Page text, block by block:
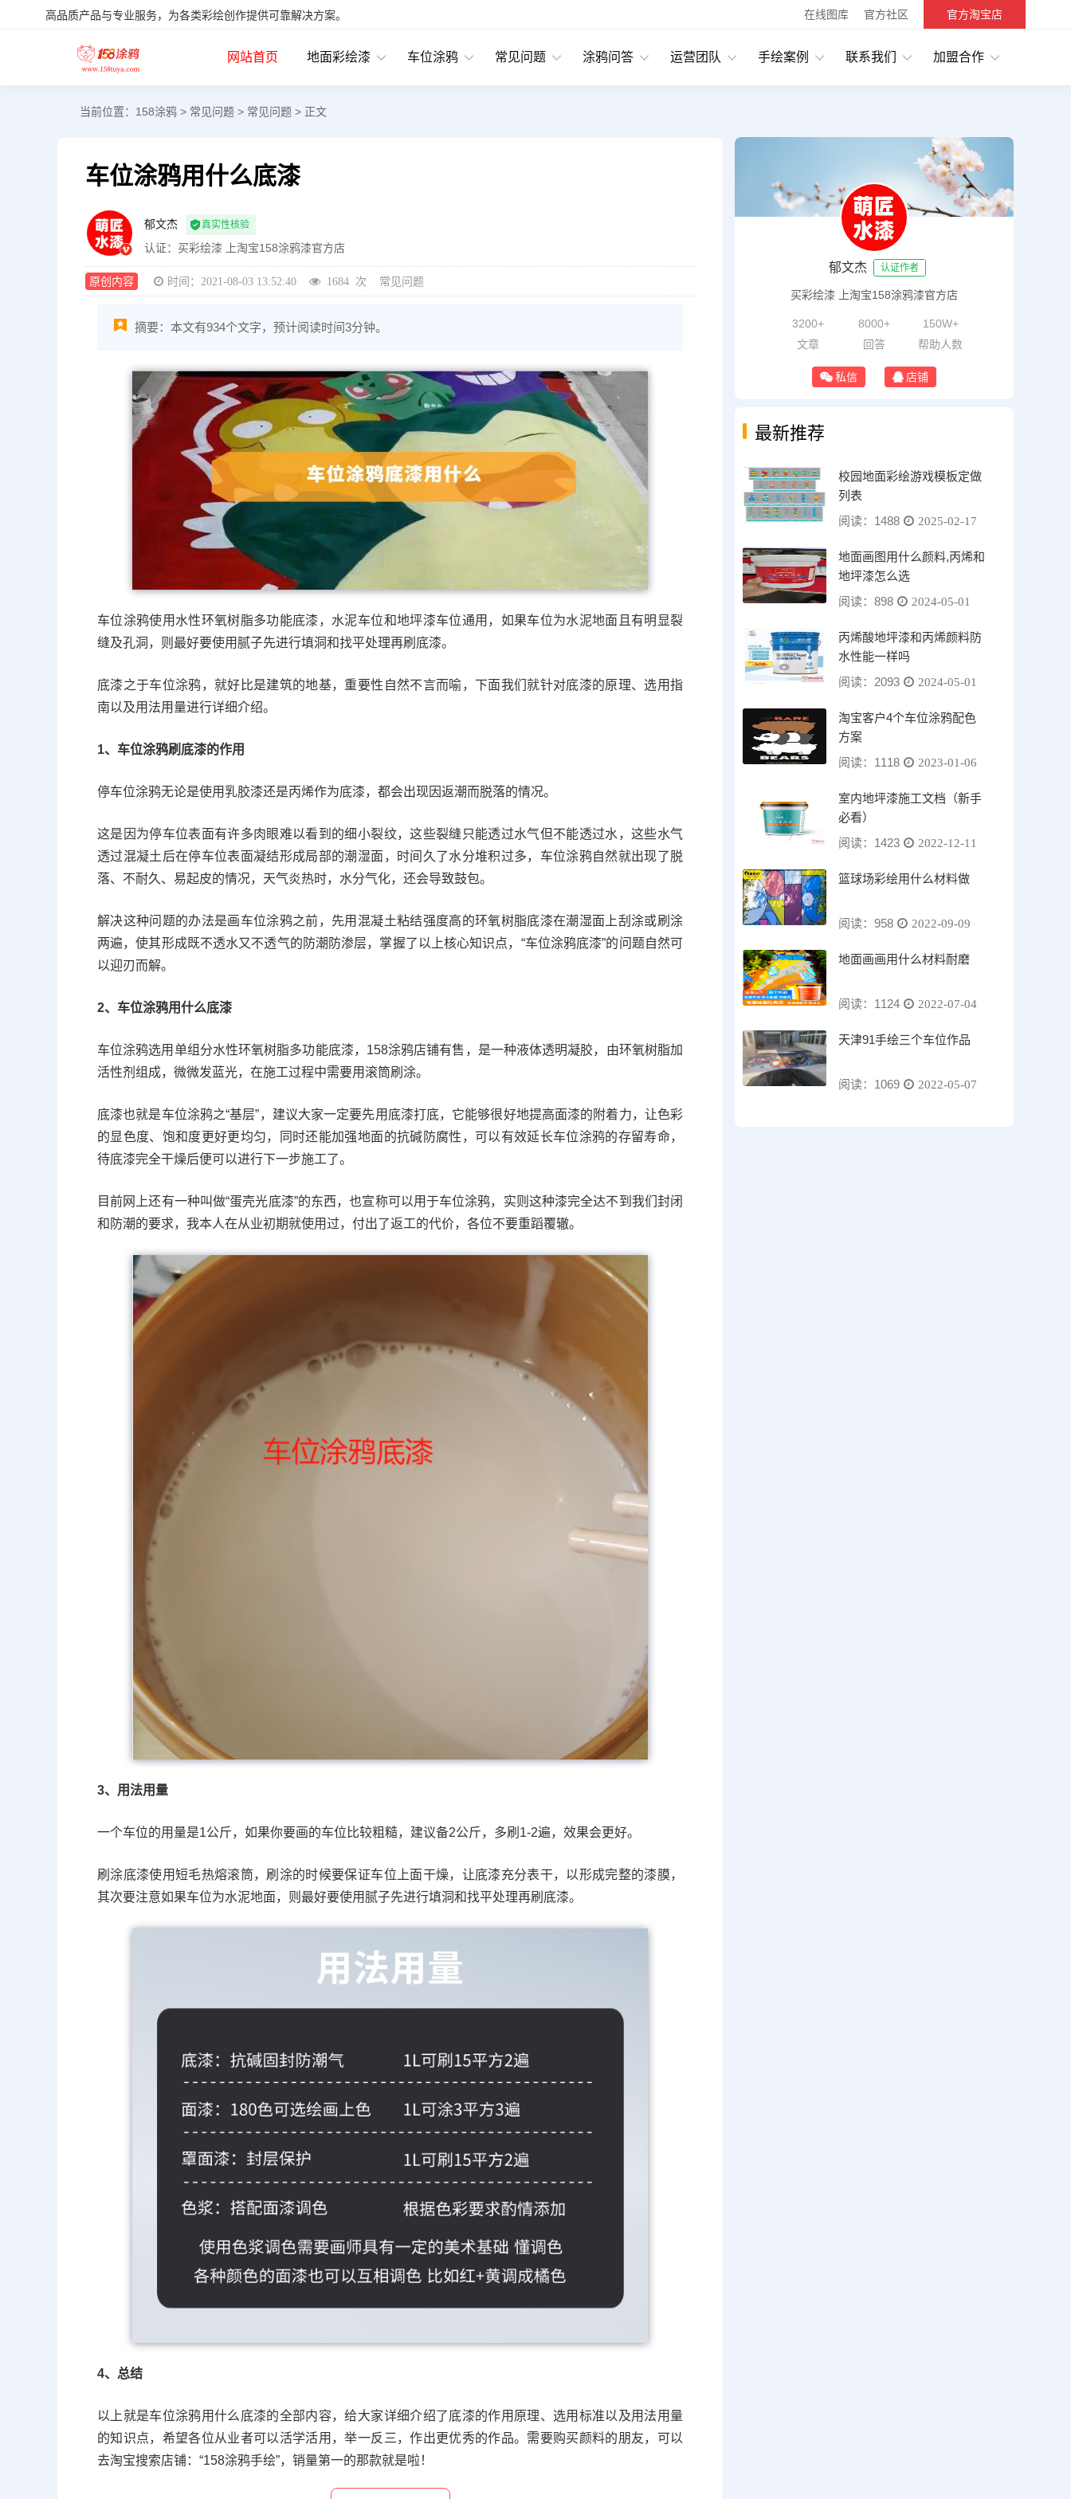
高品质产品与专业服务，为各类彩绘创作提供可靠解决方案。 在线图库 官方社区 官方淘宝店
网站首页 地面彩绘漆 车位涂鸦 常见问题 涂鸦问答 运营团队 手绘案例 联系我们 加盟合作
当前位置： 158涂鸦 > 常见问题 > 常见问题 > 正文
车位涂鸦用什么底漆
郁文杰 真实性核验
认证： 买彩绘漆 上淘宝158涂鸦漆官方店
原创内容 时间：2021-08-03 13:52:40 1684 次 常见问题
摘要：本文有934个文字，预计阅读时间3分钟。
车位涂鸦使用水性环氧树脂多功能底漆，水泥车位和地坪漆车位通用，如果车位为水泥地面且有明显裂
缝及孔洞，则最好要使用腻子先进行填洞和找平处理再刷底漆。
底漆之于车位涂鸦，就好比是建筑的地基，重要性自然不言而喻，下面我们就针对底漆的原理、选用指
南以及用法用量进行详细介绍。
1、车位涂鸦刷底漆的作用
停车位涂鸦无论是使用乳胶漆还是丙烯作为底漆，都会出现因返潮而脱落的情况。
这是因为停车位表面有许多肉眼难以看到的细小裂纹，这些裂缝只能透过水气但不能透过水，这些水气
透过混凝土后在停车位表面凝结形成局部的潮湿面，时间久了水分堆积过多，车位涂鸦自然就出现了脱
落、不耐久、易起皮的情况，天气炎热时，水分气化，还会导致鼓包。
解决这种问题的办法是画车位涂鸦之前，先用混凝土粘结强度高的环氧树脂底漆在潮湿面上刮涂或刷涂
两遍，使其形成既不透水又不透气的防潮防渗层，掌握了以上核心知识点，“车位涂鸦底漆”的问题自然可
以迎刃而解。
2、车位涂鸦用什么底漆
车位涂鸦选用单组分水性环氧树脂多功能底漆，158涂鸦店铺有售，是一种液体透明凝胶，由环氧树脂加
活性剂组成，微微发蓝光，在施工过程中需要用滚筒刷涂。
底漆也就是车位涂鸦之“基层”，建议大家一定要先用底漆打底，它能够很好地提高面漆的附着力，让色彩
的显色度、饱和度更好更均匀，同时还能加强地面的抗碱防腐性，可以有效延长车位涂鸦的存留寿命，
待底漆完全干燥后便可以进行下一步施工了。
目前网上还有一种叫做“蛋壳光底漆”的东西，也宣称可以用于车位涂鸦，实则这种漆完全达不到我们封闭
和防潮的要求，我本人在从业初期就使用过，付出了返工的代价，各位不要重蹈覆辙。
3、用法用量
一个车位的用量是1公斤，如果你要画的车位比较粗糙，建议备2公斤，多刷1-2遍，效果会更好。
刷涂底漆使用短毛热熔滚筒，刷涂的时候要保证车位上面干燥，让底漆充分表干，以形成完整的漆膜，
其次要注意如果车位为水泥地面，则最好要使用腻子先进行填洞和找平处理再刷底漆。
4、总结
以上就是车位涂鸦用什么底漆的全部内容，给大家详细介绍了底漆的作用原理、选用标准以及用法用量
的知识点，希望各位从业者可以活学活用，举一反三，作出更优秀的作品。需要购买颜料的朋友，可以
去淘宝搜索店铺：“158涂鸦手绘”，销量第一的那款就是啦！
郁文杰 认证作者
买彩绘漆 上淘宝158涂鸦漆官方店
3200+ 8000+
150W+
文章
回答 帮助人数
私信 店铺
最新推荐
校园地面彩绘游戏模板定做
列表
阅读：1488
2025-02-17
地面画图用什么颜料,丙烯和
地坪漆怎么选
阅读：898
2024-05-01
丙烯酸地坪漆和丙烯颜料防
水性能一样吗
阅读：2093
2024-05-01
淘宝客户4个车位涂鸦配色
方案
阅读：1118
2023-01-06
室内地坪漆施工文档（新手
必看）
阅读：1423
2022-12-11
篮球场彩绘用什么材料做
阅读：958 2022-09-09
地面画画用什么材料耐磨
阅读：1124 2022-07-04
天津91手绘三个车位作品
阅读：1069 2022-05-07